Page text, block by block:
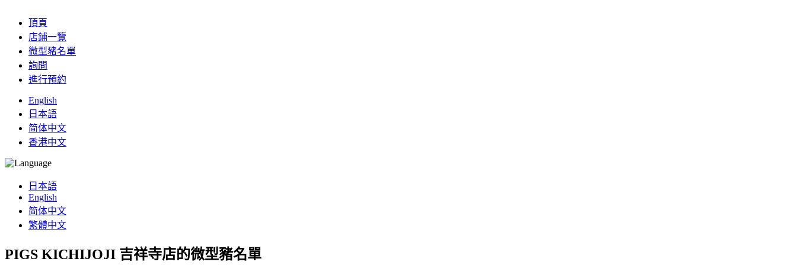
頂頁
店鋪一覽
微型豬名單
詢問
進行預約
English
日本語
简体中文
香港中文
日本語
English
简体中文
繁體中文
PIGS KICHIJOJI 吉祥寺店的微型豬名單